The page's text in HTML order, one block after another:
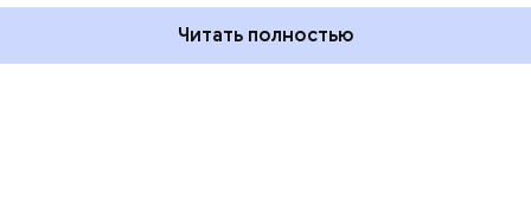
августа
Читать полностью